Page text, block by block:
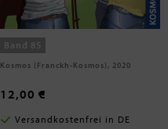
Die drei !!!, Ein Fall mit Herz und
Huf
Band 85
Kosmos (Franckh-Kosmos), 2020
12,00 €
Versandkostenfrei in DE